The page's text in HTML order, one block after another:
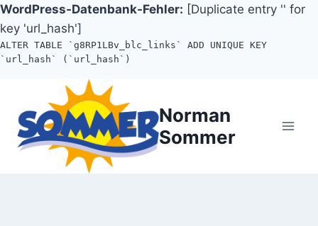
WordPress-Datenbank-Fehler: [Duplicate entry '' for
key 'url_hash']
ALTER TABLE `g8RP1LBv_blc_links` ADD UNIQUE KEY
`url_hash` (`url_hash`)
springen
Norman
Sommer